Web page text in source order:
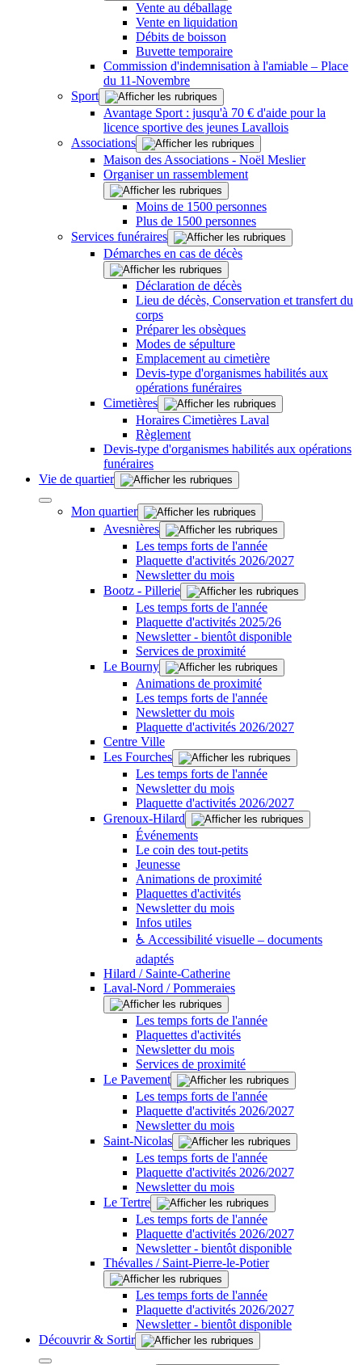
Vente au déballage
Vente en liquidation
Débits de boisson
Buvette temporaire
Commission d'indemnisation à l'amiable – Place
du 11-Novembre
Sport
Avantage Sport : jusqu'à 70 € d'aide pour la
licence sportive des jeunes Lavallois
Associations
Maison des Associations - Noël Meslier
Organiser un rassemblement
Moins de 1500 personnes
Plus de 1500 personnes
Services funéraires
Démarches en cas de décès
Déclaration de décès
Lieu de décès, Conservation et transfert du
corps
Préparer les obsèques
Modes de sépulture
Emplacement au cimetière
Devis-type d'organismes habilités aux
opérations funéraires
Cimetières
Horaires Cimetières Laval
Règlement
Devis-type d'organismes habilités aux opérations
funéraires
Vie de quartier
Mon quartier
Avesnières
Les temps forts de l'année
Plaquette d'activités 2026/2027
Newsletter du mois
Bootz - Pillerie
Les temps forts de l'année
Plaquette d'activités 2025/26
Newsletter - bientôt disponible
Services de proximité
Le Bourny
Animations de proximité
Les temps forts de l'année
Newsletter du mois
Plaquette d'activités 2026/2027
Centre Ville
Les Fourches
Les temps forts de l'année
Newsletter du mois
Plaquette d'activités 2026/2027
Grenoux-Hilard
Événements
Le coin des tout-petits
Jeunesse
Animations de proximité
Plaquettes d'activités
Newsletter du mois
Infos utiles
♿ Accessibilité visuelle – documents
adaptés
Hilard / Sainte-Catherine
Laval-Nord / Pommeraies
Les temps forts de l'année
Plaquettes d'activités
Newsletter du mois
Services de proximité
Le Pavement
Les temps forts de l'année
Plaquette d'activités 2026/2027
Newsletter du mois
Saint-Nicolas
Les temps forts de l'année
Plaquette d'activités 2026/2027
Newsletter du mois
Le Tertre
Les temps forts de l'année
Plaquette d'activités 2026/2027
Newsletter - bientôt disponible
Thévalles / Saint-Pierre-le-Potier
Les temps forts de l'année
Plaquette d'activités 2026/2027
Newsletter - bientôt disponible
Découvrir & Sortir